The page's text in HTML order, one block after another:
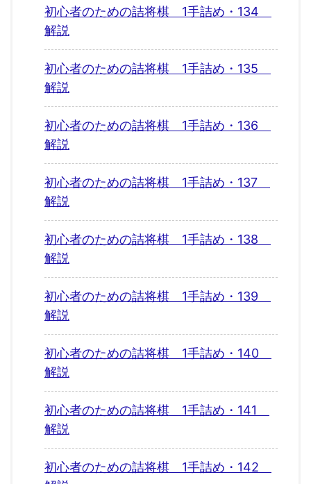
初心者のための詰将棋 1手詰め・134
解説
初心者のための詰将棋 1手詰め・135
解説
初心者のための詰将棋 1手詰め・136
解説
初心者のための詰将棋 1手詰め・137
解説
初心者のための詰将棋 1手詰め・138
解説
初心者のための詰将棋 1手詰め・139
解説
初心者のための詰将棋 1手詰め・140
解説
初心者のための詰将棋 1手詰め・141
解説
初心者のための詰将棋 1手詰め・142